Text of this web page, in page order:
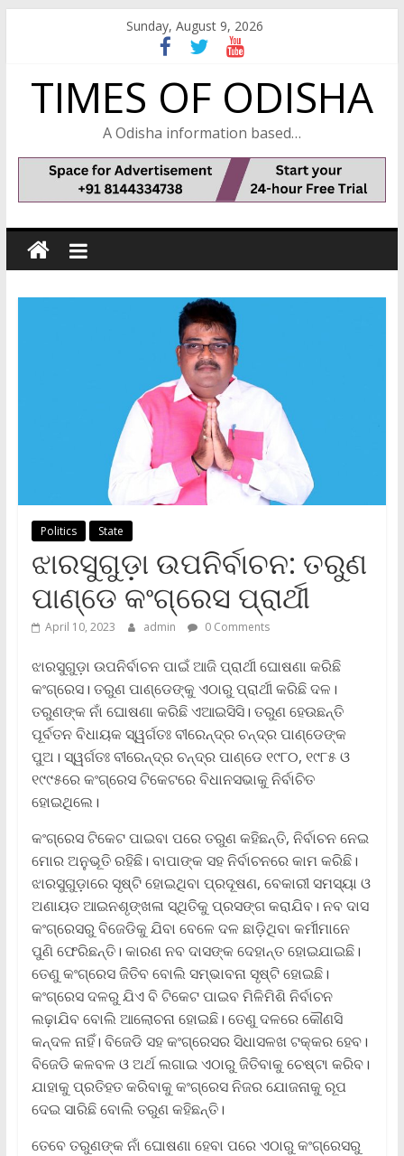
Sunday, August 9, 2026
TIMES OF ODISHA
A Odisha information based…
Politics State
ଝାରସୁଗୁଡ଼ା ଉପନିର୍ବାଚନ: ତରୁଣ
ପାଣ୍ଡେ କଂଗ୍ରେସ ପ୍ରାର୍ଥୀ
April 10, 2023 admin 0 Comments
ଝାରସୁଗୁଡ଼ା ଉପନିର୍ବାଚନ ପାଇଁ ଆଜି ପ୍ରାର୍ଥୀ ଘୋଷଣା କରିଛି
କଂଗ୍ରେସ। ତରୁଣ ପାଣ୍ଡେଙ୍କୁ ଏଠାରୁ ପ୍ରାର୍ଥୀ କରିଛି ଦଳ।
ତରୁଣଙ୍କ ନାଁ ଘୋଷଣା କରିଛି ଏଆଇସିସି। ତରୁଣ ହେଉଛନ୍ତି
ପୂର୍ବତନ ବିଧାୟକ ସ୍ୱର୍ଗତଃ ବୀରେନ୍ଦ୍ର ଚନ୍ଦ୍ର ପାଣ୍ଡେଙ୍କ
ପୁଅ। ସ୍ୱର୍ଗତଃ ବୀରେନ୍ଦ୍ର ଚନ୍ଦ୍ର ପାଣ୍ଡେ ୧୯୮୦, ୧୯୮୫ ଓ
୧୯୯୫ରେ କଂଗ୍ରେସ ଟିକେଟରେ ବିଧାନସଭାକୁ ନିର୍ବାଚିତ
ହୋଇଥିଲେ।
କଂଗ୍ରେସ ଟିକେଟ ପାଇବା ପରେ ତରୁଣ କହିଛନ୍ତି, ନିର୍ବାଚନ ନେଇ
ମୋର ଅନୁଭୂତି ରହିଛି। ବାପାଙ୍କ ସହ ନିର୍ବାଚନରେ କାମ କରିଛି।
ଝାରସୁଗୁଡ଼ାରେ ସୃଷ୍ଟି ହୋଇଥିବା ପ୍ରଦୂଷଣ, ବେକାରୀ ସମସ୍ୟା ଓ
ଅଣାୟତ ଆଇନଶୃଙ୍ଖଳା ସ୍ଥିତିକୁ ପ୍ରସଙ୍ଗ କରାଯିବ। ନବ ଦାସ
କଂଗ୍ରେସରୁ ବିଜେଡିକୁ ଯିବା ବେଳେ ଦଳ ଛାଡ଼ିଥିବା କର୍ମୀମାନେ
ପୁଣି ଫେରିଛନ୍ତି। କାରଣ ନବ ଦାସଙ୍କ ଦେହାନ୍ତ ହୋଇଯାଇଛି।
ତେଣୁ କଂଗ୍ରେସ ଜିତିବ ବୋଲି ସମ୍ଭାବନା ସୃଷ୍ଟି ହୋଇଛି।
କଂଗ୍ରେସ ଦଳରୁ ଯିଏ ବି ଟିକେଟ ପାଇବ ମିଳିମିଶି ନିର୍ବାଚନ
ଲଢ଼ାଯିବ ବୋଲି ଆଲୋଚନା ହୋଇଛି। ତେଣୁ ଦଳରେ କୌଣସି
କନ୍ଦଳ ନାହିଁ। ବିଜେଡି ସହ କଂଗ୍ରେସର ସିଧାସଳଖ ଟକ୍କର ହେବ।
ବିଜେଡି କଳବଳ ଓ ଅର୍ଥ ଲଗାଇ ଏଠାରୁ ଜିତିବାକୁ ଚେଷ୍ଟା କରିବ।
ଯାହାକୁ ପ୍ରତିହତ କରିବାକୁ କଂଗ୍ରେସ ନିଜର ଯୋଜନାକୁ ରୂପ
ଦେଇ ସାରିଛି ବୋଲି ତରୁଣ କହିଛନ୍ତି।
ତେବେ ତରୁଣଙ୍କ ନାଁ ଘୋଷଣା ହେବା ପରେ ଏଠାରୁ କଂଗ୍ରେସରୁ